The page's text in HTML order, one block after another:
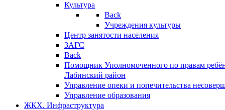
Культура
Back
Учреждения культуры
Центр занятости населения
ЗАГС
Back
Помощник Уполномоченного по правам
Лабинский район
Управление опеки и попечительства
Управление образования
ЖКХ. Инфраструктура